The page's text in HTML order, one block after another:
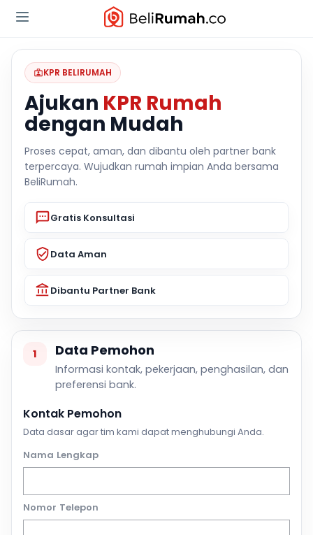
KPR BELIRUMAH
Ajukan KPR Rumah
dengan Mudah
Proses cepat, aman, dan dibantu oleh partner bank
terpercaya. Wujudkan rumah impian Anda bersama
BeliRumah.
Gratis Konsultasi
Data Aman
Dibantu Partner Bank
1 Data Pemohon
Informasi kontak, pekerjaan, penghasilan, dan
preferensi bank.
Kontak Pemohon
Data dasar agar tim kami dapat menghubungi Anda.
Nama Lengkap
Nomor Telepon